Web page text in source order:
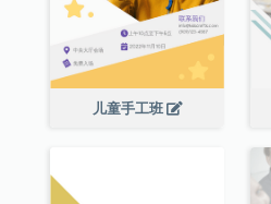
儿童手工班